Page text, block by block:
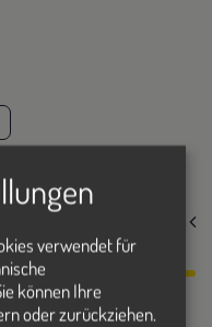
verwendet für
können Ihre
oder zurückziehen.